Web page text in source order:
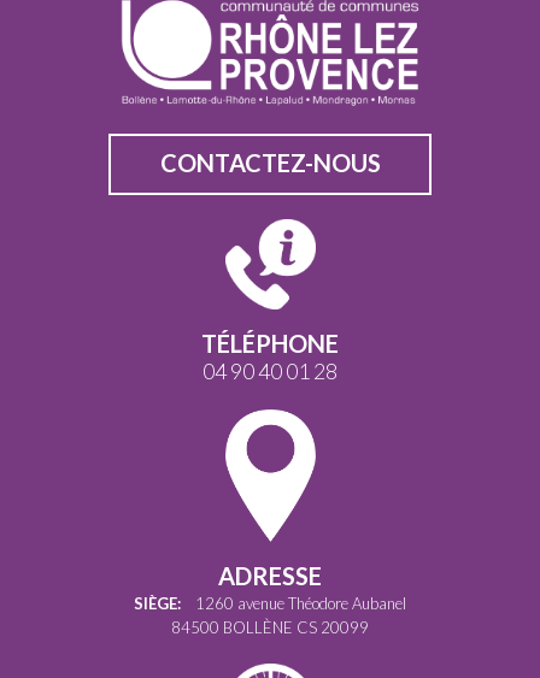
CONTACTEZ-NOUS
TÉLÉPHONE
04 90 40 01 28
ADRESSE
SIÈGE: 1260 avenue Théodore Aubanel
84500 BOLLÈNE CS 20099